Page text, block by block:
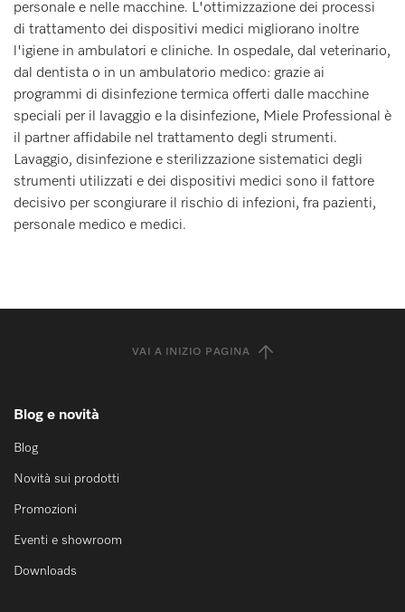
personale e nelle macchine. L'ottimizzazione dei processi
di trattamento dei dispositivi medici migliorano inoltre
l'igiene in ambulatori e cliniche. In ospedale, dal veterinario,
dal dentista o in un ambulatorio medico: grazie ai
programmi di disinfezione termica offerti dalle macchine
speciali per il lavaggio e la disinfezione, Miele Professional è
il partner affidabile nel trattamento degli strumenti.
Lavaggio, disinfezione e sterilizzazione sistematici degli
strumenti utilizzati e dei dispositivi medici sono il fattore
decisivo per scongiurare il rischio di infezioni, fra pazienti,
personale medico e medici.
VAI A INIZIO PAGINA
Blog e novità
Blog
Novità sui prodotti
Promozioni
Eventi e showroom
Downloads